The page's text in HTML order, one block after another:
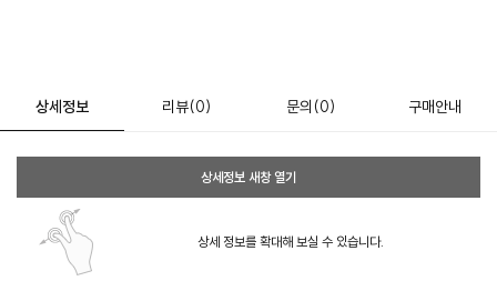
상세정보 리뷰(0) 문의 (0) 구매안내
상세정보 새창 열기
상세 정보를 확대해 보실 수 있습니다.